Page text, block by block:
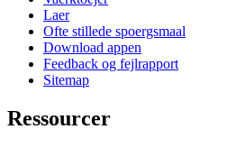
Laer
Ofte stillede spoergsmaal
Download appen
Feedback og fejlrapport
Sitemap
Ressourcer